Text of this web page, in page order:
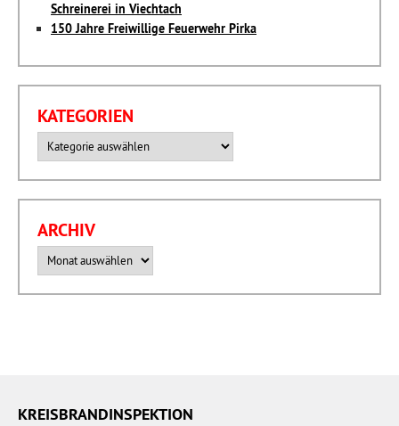
Schreinerei in Viechtach
150 Jahre Freiwillige Feuerwehr Pirka
KATEGORIEN
ARCHIV
KREISBRANDINSPEKTION